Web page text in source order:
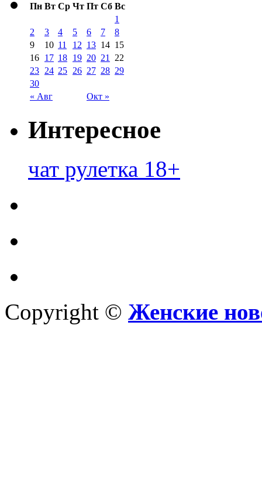
Пн Вт Ср Чт Пт Сб Вс
« Авг Окт »
1
2
3 4 5 6 7
8
9
10 11 12 13 14 15
16 17 18 19 20 21
22
23 24 25 26 27 28 29
30
Интересное
чат рулетка 18+
Copyright © Женские